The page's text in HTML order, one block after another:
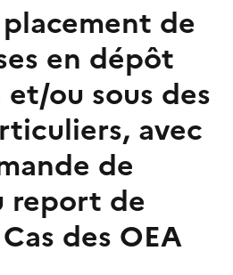
de
en dépôt
ou sous des
avec
de
report de
des OEA